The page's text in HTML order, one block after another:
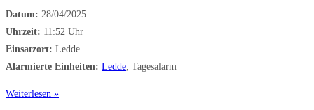
Datum: 28/04/2025
Uhrzeit: 11:52 Uhr
Einsatzort: Ledde
Alarmierte Einheiten: Ledde, Tagesalarm
Weiterlesen »